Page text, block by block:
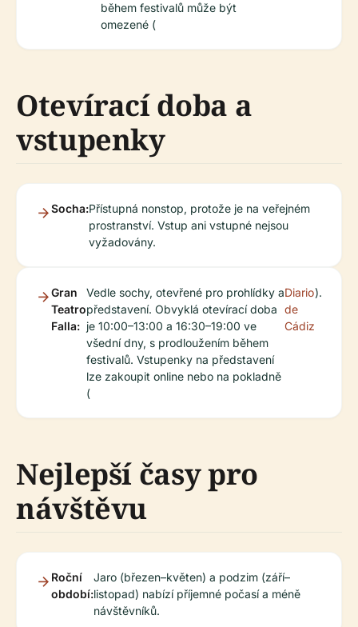
během festivalů může být
omezené (
Otevírací doba a
vstupenky
Socha:Přístupná nonstop, protože je na veřejném
prostranství. Vstup ani vstupné nejsou
vyžadovány.
Gran
Teatro
Falla:
Vedle sochy, otevřené pro prohlídky a
představení. Obvyklá otevírací doba
je 10:00–13:00 a 16:30–19:00 ve
všední dny, s prodloužením během
festivalů. Vstupenky na představení
lze zakoupit online nebo na pokladně
(
Diario
de
Cádiz
).
Nejlepší časy pro
návštěvu
Roční
období:
Jaro (březen–květen) a podzim (září–
listopad) nabízí příjemné počasí a méně
návštěvníků.